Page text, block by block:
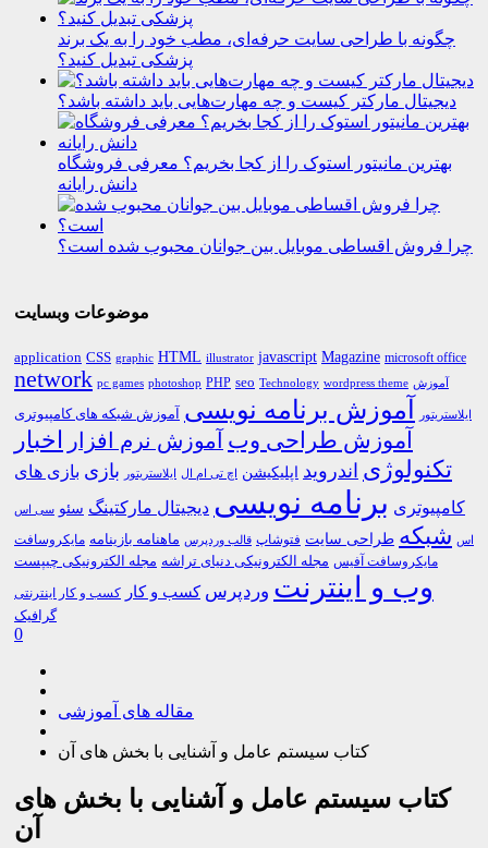
چگونه با طراحی سایت حرفه‌ای، مطب خود را به یک برند
پزشکی تبدیل کنید؟
دیجیتال مارکتر کیست و چه مهارت‌هایی باید داشته باشد؟
بهترین مانیتور استوک را از کجا بخریم؟ معرفی فروشگاه
دانش رایانه
چرا فروش اقساطی موبایل بین جوانان محبوب شده است؟
موضوعات وبسایت
application CSS graphic HTML illustrator javascript Magazine microsoft office
network pc games photoshop PHP seo Technology wordpress theme آموزش
ایلاستریتور آموزش برنامه نویسی آموزش شبکه های کامپیوتری
آموزش طراحی وب آموزش نرم افزار اخبار
تکنولوژی اندروید اپلیکیشن اچ تی ام ال ایلاستریتور بازی بازی های
کامپیوتری برنامه نویسی دیجیتال مارکتینگ سئو سی اس
اس شبکه طراحی سایت فتوشاپ قالب وردپرس ماهنامه بازینامه مایکروسافت
مایکروسافت آفیس مجله الکترونیکی دنیای تراشه مجله الکترونیکی چیپست
وب و اینترنت وردپرس کسب و کار کسب و کار اینترنتی
گرافیک
0
مقاله های آموزشی
کتاب سیستم عامل و آشنایی با بخش های آن
کتاب سیستم عامل و آشنایی با بخش های
آن